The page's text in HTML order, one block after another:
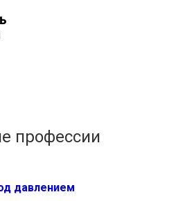
профессии
давлением